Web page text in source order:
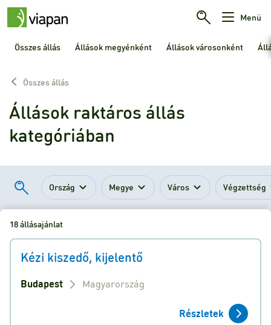
Menü
Összes állás Állások megyénként Állások városonként
Összes állás
Állások raktáros állás
kategóriában
Ország Megye Város Végzettség
18 állásajánlat
Kézi kiszedő, kijelentő
Budapest Magyarország
Részletek